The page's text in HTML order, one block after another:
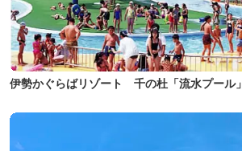
伊勢かぐらばリゾート 千の杜「流水プール」